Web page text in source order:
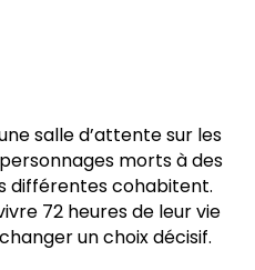
salle d’attente sur les
morts à des
différentes cohabitent.
72 heures de leur vie
un choix décisif.